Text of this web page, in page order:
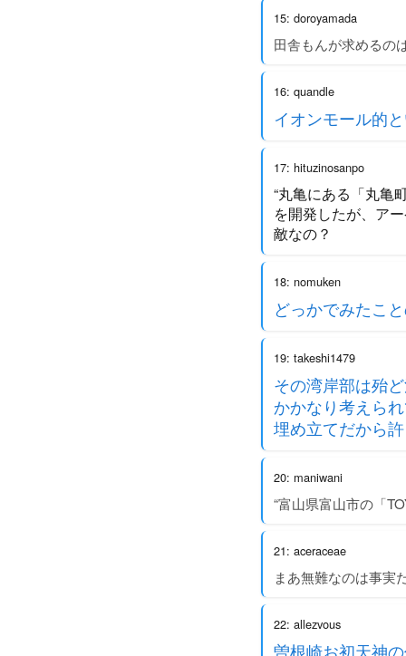
15: doroyamada
田舎もんが求めるの
16: quandle
イオンモール的
17: hituzinosanpo
“丸亀にある「丸亀
を開発したが、ア
敵なの？
18: nomuken
どっかでみたこ
19: takeshi1479
その湾岸部は殆
かかなり考えら
埋め立てだから許
20: maniwani
“富山県富山市の「
21: aceraceae
まあ無難なのは事実
22: allezvous
曽根崎お初天神